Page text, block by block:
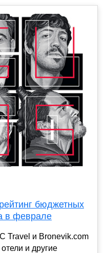
бюджетных
в феврале
Travel и Bronevik.com
и другие